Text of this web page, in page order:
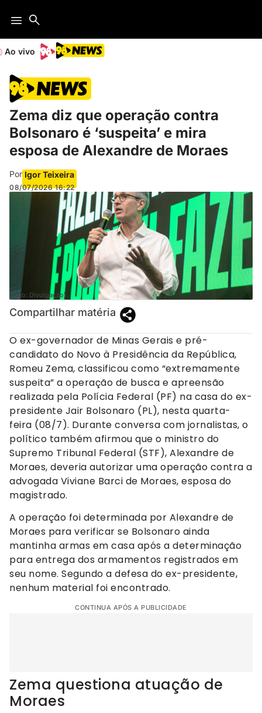
Ao vivo
Zema diz que operação contra
Bolsonaro é ‘suspeita’ e mira
esposa de Alexandre de Moraes
Por Igor Teixeira
08/07/2026 16:22
(Foto: Divulgação)
Compartilhar matéria
O ex-governador de Minas Gerais e pré-
candidato do Novo à Presidência da República,
Romeu Zema, classificou como “extremamente
suspeita” a operação de busca e apreensão
realizada pela Polícia Federal (PF) na casa do ex-
presidente Jair Bolsonaro (PL), nesta quarta-
feira (08/7). Durante conversa com jornalistas, o
político também afirmou que o ministro do
Supremo Tribunal Federal (STF), Alexandre de
Moraes, deveria autorizar uma operação contra a
advogada Viviane Barci de Moraes, esposa do
magistrado.
A operação foi determinada por Alexandre de
Moraes para verificar se Bolsonaro ainda
mantinha armas em casa após a determinação
para entrega dos armamentos registrados em
seu nome. Segundo a defesa do ex-presidente,
nenhum material foi encontrado.
CONTINUA APÓS A PUBLICIDADE
Zema questiona atuação de
Moraes